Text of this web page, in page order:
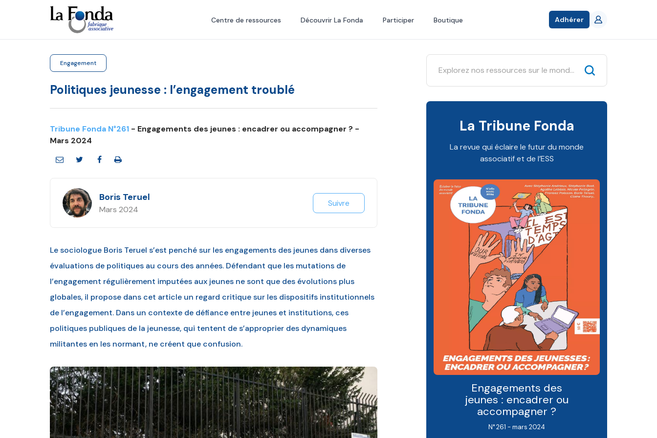
principal
Centre de ressources Découvrir La Fonda Participer Boutique Adhérer
Engagement
Politiques jeunesse : l’engagement troublé
Tribune Fonda N°261 - Engagements des jeunes : encadrer ou accompagner ? -
Mars 2024
Boris Teruel
Mars 2024
Suivre
Le sociologue Boris Teruel s’est penché sur les engagements des jeunes dans diverses
évaluations de politiques au cours des années. Défendant que les mutations de
l’engagement régulièrement imputées aux jeunes ne sont que des évolutions plus
globales, il propose dans cet article un regard critique sur les dispositifs institutionnels
de l’engagement. Dans un contexte de défiance entre jeunes et institutions, ces
politiques publiques de la jeunesse, qui tentent de s’approprier des dynamiques
militantes en les normant, ne créent que confusion.
La Tribune Fonda
La revue qui éclaire le futur du monde
associatif et de l’ESS
Engagements des
jeunes : encadrer ou
accompagner ?
N° 261 - mars 2024